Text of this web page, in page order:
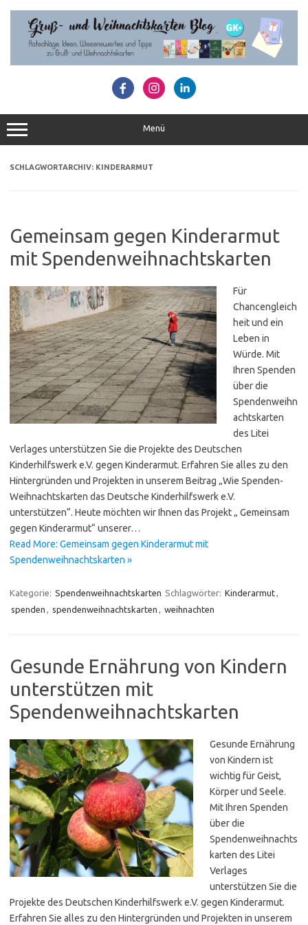
Inhalt
springen
Menü
SCHLAGWORTARCHIV: KINDERARMUT
Gemeinsam gegen Kinderarmut
mit Spendenweihnachtskarten
Für
Chancengleich
heit und ein
Leben in
Würde. Mit
Ihren Spenden
über die
Spendenweihn
achtskarten
des Litei
Verlages unterstützen Sie die Projekte des Deutschen
Kinderhilfswerk e.V. gegen Kinderarmut. Erfahren Sie alles zu den
Hintergründen und Projekten in unserem Beitrag „Wie Spenden-
Weihnachtskarten das Deutsche Kinderhilfswerk e.V.
unterstützen“. Heute möchten wir Ihnen das Projekt „ Gemeinsam
gegen Kinderarmut“ unserer…
Read More: Gemeinsam gegen Kinderarmut mit
Spendenweihnachtskarten »
Kategorie: Spendenweihnachtskarten Schlagwörter: Kinderarmut
spenden
spendenweihnachtskarten weihnachten
Gesunde Ernährung von Kindern
unterstützen mit
Spendenweihnachtskarten
Gesunde Ernährung
von Kindern ist
wichtig für Geist,
Körper und Seele.
Mit Ihren Spenden
über die
Spendenweihnachts
karten des Litei
Verlages
unterstützen Sie die
Projekte des Deutschen Kinderhilfswerk e.V. gegen Kinderarmut.
Erfahren Sie alles zu den Hintergründen und Projekten in unserem